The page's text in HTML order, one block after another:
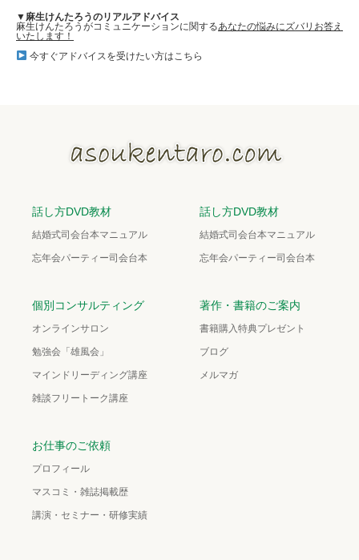
▼麻生けんたろうのリアルアドバイス
麻生けんたろうがコミュニケーションに関するあなたの悩みにズバリお答え
いたします！
今すぐアドバイスを受けたい方はこちら
話し方DVD教材
結婚式司会台本マニュアル
忘年会パーティー司会台本
話し方DVD教材
結婚式司会台本マニュアル
忘年会パーティー司会台本
個別コンサルティング
オンラインサロン
勉強会「雄風会」
マインドリーディング講座
雑談フリートーク講座
著作・書籍のご案内
書籍購入特典プレゼント
ブログ
メルマガ
お仕事のご依頼
プロフィール
マスコミ・雑誌掲載歴
講演・セミナー・研修実績